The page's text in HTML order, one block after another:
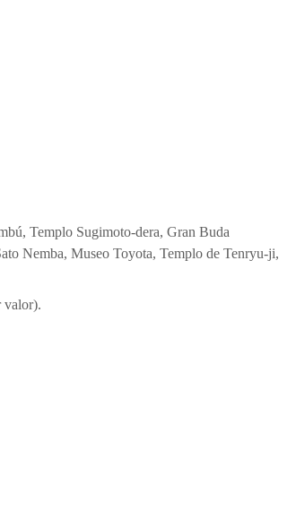
Templo Sugimoto-dera, Gran Buda
Nemba, Museo Toyota, Templo de Tenryu-ji,
valor).